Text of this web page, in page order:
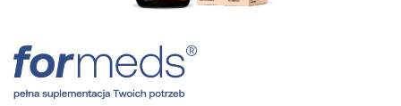
Przejdź
na
początek